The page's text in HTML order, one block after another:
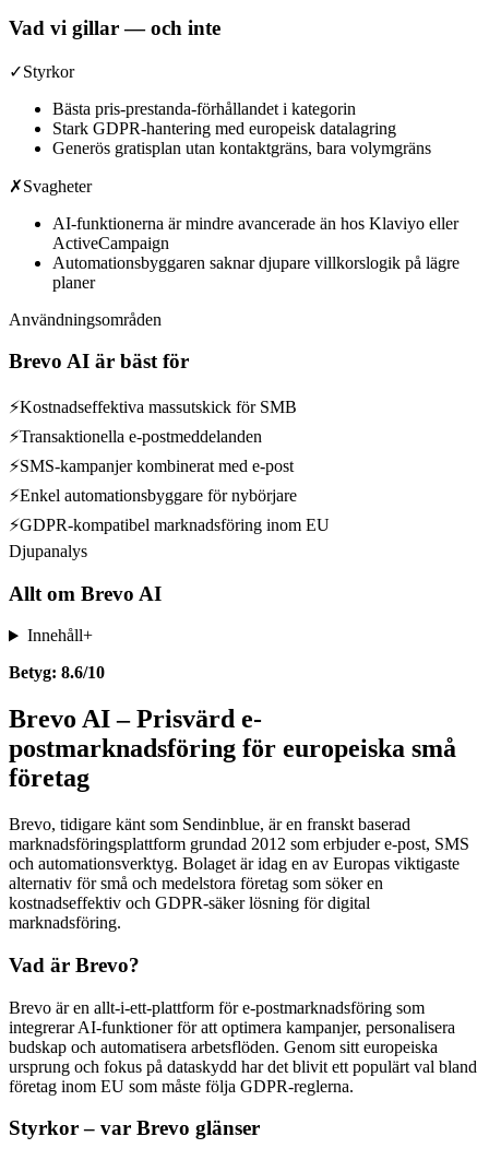
Vad vi gillar — och inte
✓Styrkor
Bästa pris-prestanda-förhållandet i kategorin
Stark GDPR-hantering med europeisk datalagring
Generös gratisplan utan kontaktgräns, bara volymgräns
✗Svagheter
AI-funktionerna är mindre avancerade än hos Klaviyo eller
ActiveCampaign
Automationsbyggaren saknar djupare villkorslogik på lägre
planer
Användningsområden
Brevo AI är bäst för
⚡Kostnadseffektiva massutskick för SMB
⚡Transaktionella e-postmeddelanden
⚡SMS-kampanjer kombinerat med e-post
⚡Enkel automationsbyggare för nybörjare
⚡GDPR-kompatibel marknadsföring inom EU
Djupanalys
Allt om Brevo AI
Innehåll+
Betyg: 8.6/10
Brevo AI – Prisvärd e-
postmarknadsföring för europeiska små
företag
Brevo, tidigare känt som Sendinblue, är en franskt baserad
marknadsföringsplattform grundad 2012 som erbjuder e-post, SMS
och automationsverktyg. Bolaget är idag en av Europas viktigaste
alternativ för små och medelstora företag som söker en
kostnadseffektiv och GDPR-säker lösning för digital
marknadsföring.
Vad är Brevo?
Brevo är en allt-i-ett-plattform för e-postmarknadsföring som
integrerar AI-funktioner för att optimera kampanjer, personalisera
budskap och automatisera arbetsflöden. Genom sitt europeiska
ursprung och fokus på dataskydd har det blivit ett populärt val bland
företag inom EU som måste följa GDPR-reglerna.
Styrkor – var Brevo glänser